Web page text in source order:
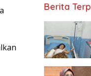
Berita